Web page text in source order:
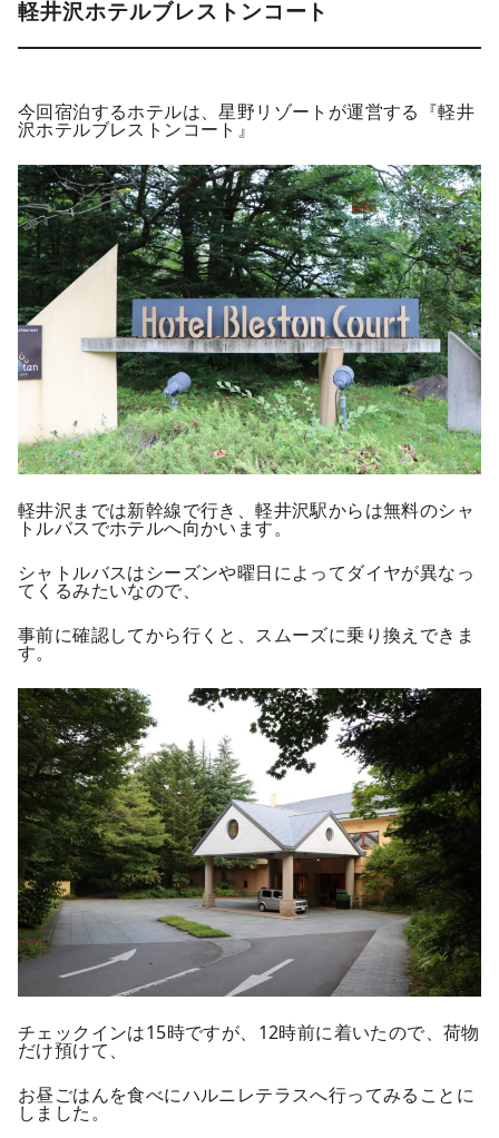
軽井沢ホテルブレストンコート
今回宿泊するホテルは、星野リゾートが運営する『軽井
沢ホテルブレストンコート』
軽井沢までは新幹線で行き、軽井沢駅からは無料のシャ
トルバスでホテルへ向かいます。
シャトルバスはシーズンや曜日によってダイヤが異なっ
てくるみたいなので、
事前に確認してから行くと、スムーズに乗り換えできま
す。
チェックインは15時ですが、12時前に着いたので、荷物
だけ預けて、
お昼ごはんを食べにハルニレテラスへ行ってみることに
しました。